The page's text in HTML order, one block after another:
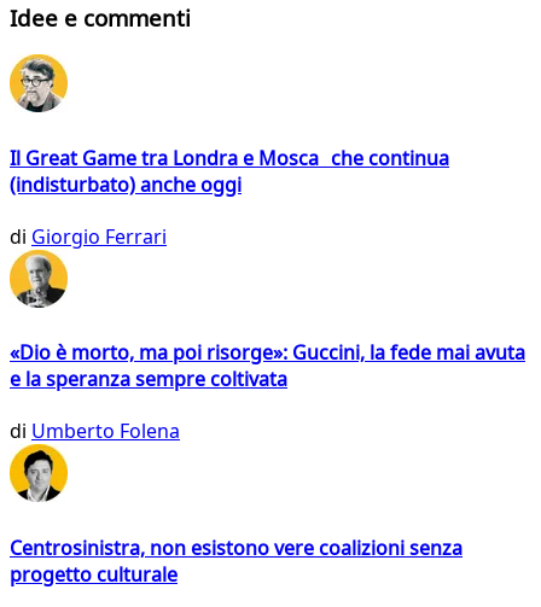
Idee e commenti
Il Great Game tra Londra e Mosca che continua
(indisturbato) anche oggi
di Giorgio Ferrari
«Dio è morto, ma poi risorge»: Guccini, la fede mai avuta
e la speranza sempre coltivata
di Umberto Folena
Centrosinistra, non esistono vere coalizioni senza
progetto culturale